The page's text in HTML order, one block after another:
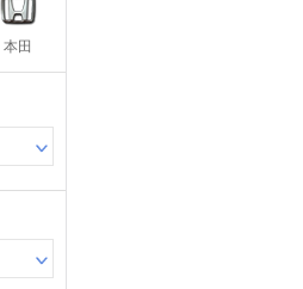
本田